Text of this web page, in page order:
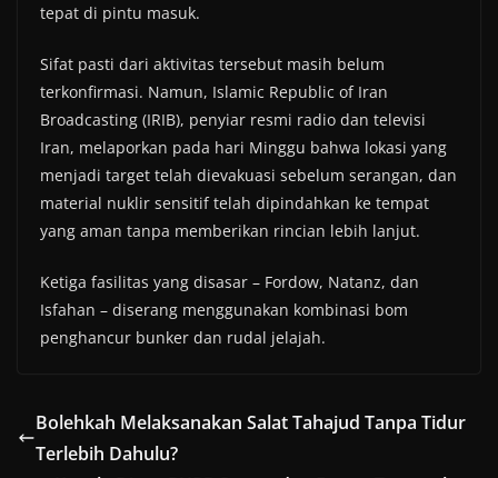
tepat di pintu masuk.
Sifat pasti dari aktivitas tersebut masih belum
terkonfirmasi. Namun, Islamic Republic of Iran
Broadcasting (IRIB), penyiar resmi radio dan televisi
Iran, melaporkan pada hari Minggu bahwa lokasi yang
menjadi target telah dievakuasi sebelum serangan, dan
material nuklir sensitif telah dipindahkan ke tempat
yang aman tanpa memberikan rincian lebih lanjut.
Ketiga fasilitas yang disasar – Fordow, Natanz, dan
Isfahan – diserang menggunakan kombinasi bom
penghancur bunker dan rudal jelajah.
Bolehkah Melaksanakan Salat Tahajud Tanpa Tidur
Terlebih Dahulu?